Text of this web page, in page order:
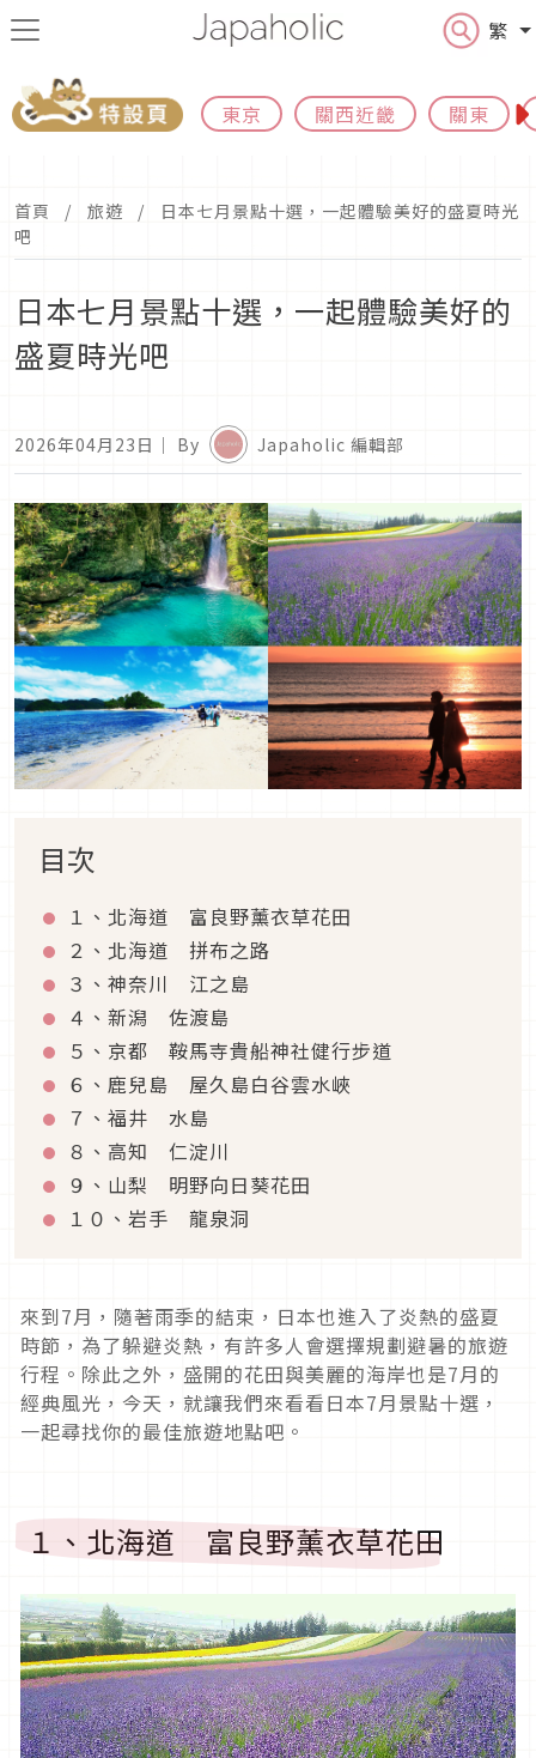
繁
東京 關西近畿 關東
首頁 旅遊
日本七月景點十選，一起體驗美好的盛夏時光
吧
日本七月景點十選，一起體驗美好的
盛夏時光吧
2026年04月23日 ｜ By Japaholic 編輯部
目次
１、北海道 富良野薰衣草花田
２、北海道 拼布之路
３、神奈川 江之島
４、新潟 佐渡島
５、京都 鞍馬寺貴船神社健行步道
６、鹿兒島 屋久島白谷雲水峽
７、福井 水島
８、高知 仁淀川
９、山梨 明野向日葵花田
１０、岩手 龍泉洞
來到7月，隨著雨季的結束，日本也進入了炎熱的盛夏
時節，為了躲避炎熱，有許多人會選擇規劃避暑的旅遊
行程。除此之外，盛開的花田與美麗的海岸也是7月的
經典風光，今天，就讓我們來看看日本7月景點十選，
一起尋找你的最佳旅遊地點吧。
１、北海道 富良野薰衣草花田